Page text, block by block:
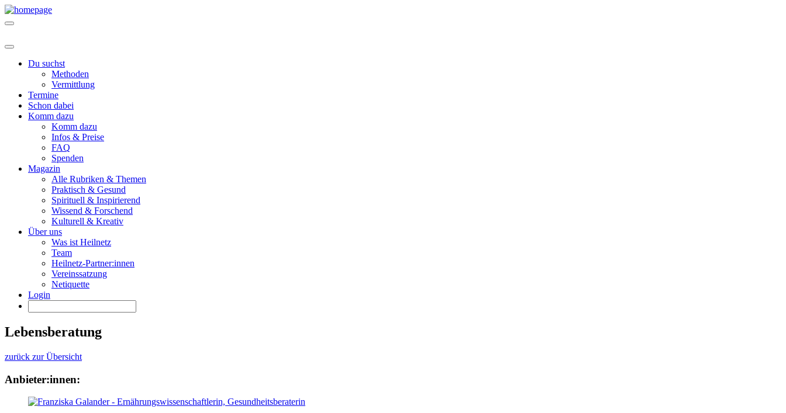
Du suchst
Methoden
Vermittlung
Termine
Schon dabei
Komm dazu
Komm dazu
Infos & Preise
FAQ
Spenden
Magazin
Alle Rubriken & Themen
Praktisch & Gesund
Spirituell & Inspirierend
Wissend & Forschend
Kulturell & Kreativ
Über uns
Was ist Heilnetz
Team
Heilnetz-Partner:innen
Vereinssatzung
Netiquette
Login
Lebensberatung
zurück zur Übersicht
Anbieter:innen: